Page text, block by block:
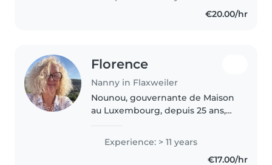
comme assistante maternelle, je
€20.00/hr
Florence
Nanny in Flaxweiler
Nounou, gouvernante de Maison
au Luxembourg, depuis 25 ans,
semaine 40 heures semaine.
Mon secteur de recherche,
Moselle, luxembourgeoise et
Experience: > 11 years
€17.00/hr